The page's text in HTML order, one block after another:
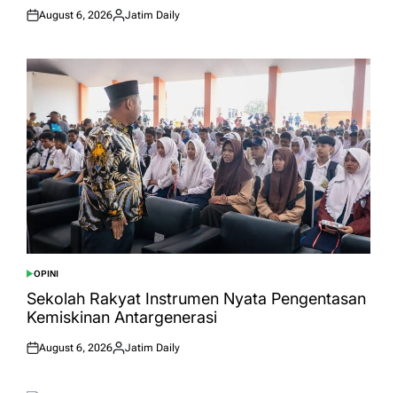
Posted
August 6, 2026
Posted
Jatim Daily
POSTED
IN
OPINI
Sekolah Rakyat Instrumen Nyata Pengentasan
Kemiskinan Antargenerasi
Posted
August 6, 2026
Posted
Jatim Daily